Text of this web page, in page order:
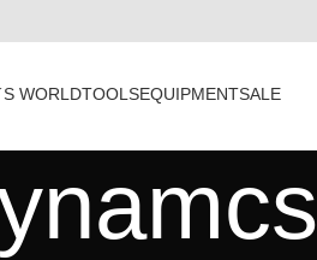
WORLDTOOLSEQUIPMENTSALE